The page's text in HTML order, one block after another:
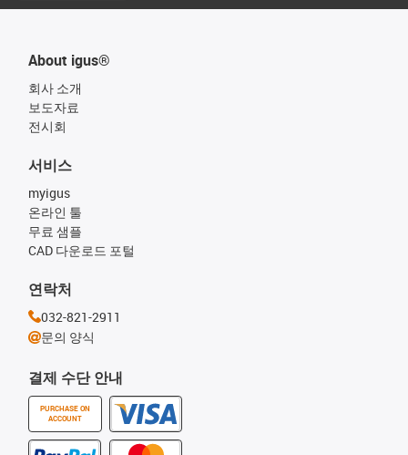
About igus®
회사 소개
보도자료
전시회
결제 수단 안내
PURCHASE ON
ACCOUNT
서비스
myigus
온라인 툴
무료 샘플
CAD 다운로드 포털
연락처
032-821-2911
문의 양식